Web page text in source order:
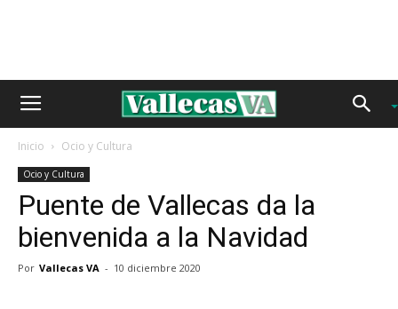
Inicio Ocio y Cultura
Ocio y Cultura
Puente de Vallecas da la
bienvenida a la Navidad
Por Vallecas VA - 10 diciembre 2020